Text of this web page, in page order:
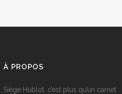
À PROPOS
Siège Hublot, c’est plus qu’un carnet